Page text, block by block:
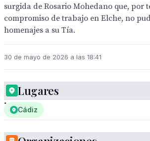
surgida de Rosario Mohedano que, por
compromiso de trabajo en Elche, no
homenajes a su Tía.
30 de mayo de 2026 a las 18:41
.
Lugares
Cádiz